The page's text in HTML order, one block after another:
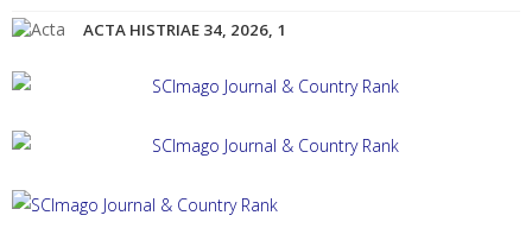
ACTA HISTRIAE 34, 2026, 1
ANNALES, SERIES HISTORIA ET SOCIOLOGIA 35, 2025, 4